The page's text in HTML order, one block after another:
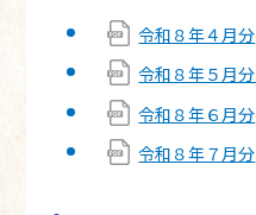
令和８年４月分
令和８年５月分
令和８年６月分
令和８年７月分